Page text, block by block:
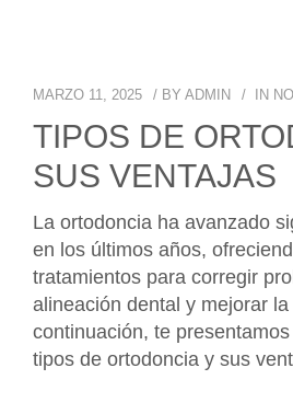
MARZO 11, 2025 BY ADMIN IN
TIPOS DE
SUS VENTAJAS
La ortodoncia ha avanzado
en los últimos años,
tratamientos para corregir
alineación dental y mejorar
continuación, te
tipos de ortodoncia y sus